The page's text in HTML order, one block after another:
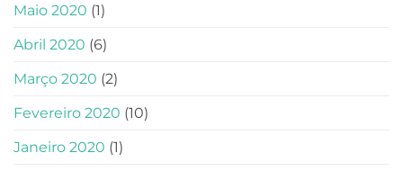
Maio 2020 (1)
Abril 2020 (6)
Março 2020 (2)
Fevereiro 2020 (10)
Janeiro 2020 (1)